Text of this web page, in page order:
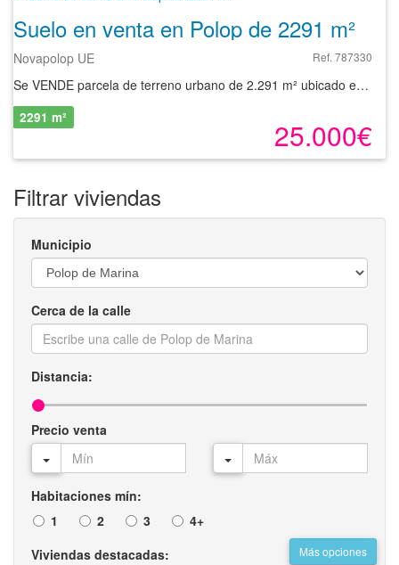
Suelo en venta en Polop de 2291 m²
Novapolop UE Ref. 787330
Se VENDE parcela de terreno urbano de 2.291 m² ubicado en la localidad de Polop, provincia de Alicante, con una edificabilidad de 572 m².
25.000€
2291 m²
Filtrar viviendas
Municipio
Cerca de la calle
Distancia:
Precio venta
Habitaciones mín:
1
2 3 4+
Más opciones
Viviendas destacadas: